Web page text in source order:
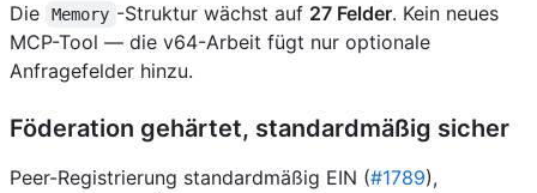
Die
Memory -Struktur wächst auf 27 Felder. Kein neues
MCP-Tool — die v64-Arbeit fügt nur optionale
Anfragefelder hinzu.
Föderation gehärtet, standardmäßig sicher
Peer-Registrierung standardmäßig EIN (#1789),